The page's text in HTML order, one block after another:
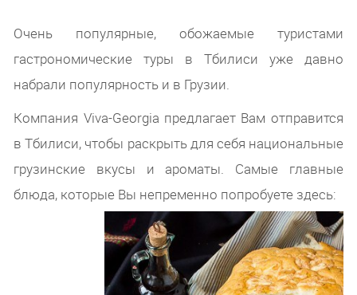
Очень популярные, обожаемые туристами
гастрономические туры в Тбилиси уже давно
набрали популярность и в Грузии.
Компания Viva-Georgia предлагает Вам отправится
в Тбилиси, чтобы раскрыть для себя национальные
грузинские вкусы и ароматы. Самые главные
блюда, которые Вы непременно попробуете здесь: